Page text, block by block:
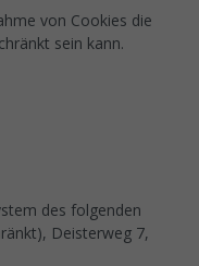
von Cookies die
sein kann.
des folgenden
Deisterweg 7,